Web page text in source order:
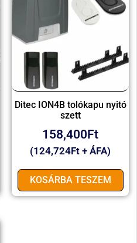
Ditec ION4B tolókapu nyitó
szett
158,400Ft
(124,724Ft + ÁFA)
KOSÁRBA TESZEM